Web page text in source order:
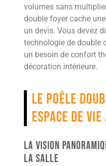
volumes sans
double foyer cache
un devis. Vous devez
technologie de double
un besoin de confort
décoration intérieure.
Le poêle
espace de
La vision
la salle